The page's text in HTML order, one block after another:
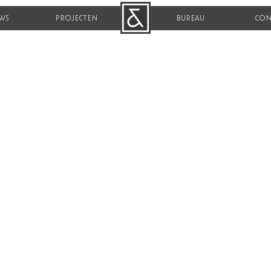
PROJECTEN B&R BUREAU